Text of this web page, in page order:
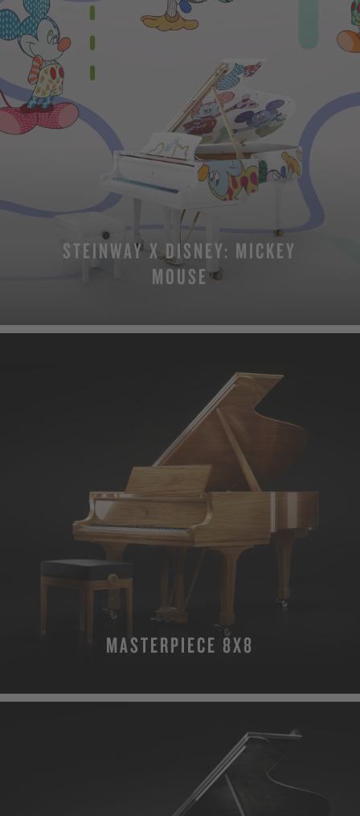
STEINWAY X DISNEY: MICKEY
MOUSE
MASTERPIECE 8X8